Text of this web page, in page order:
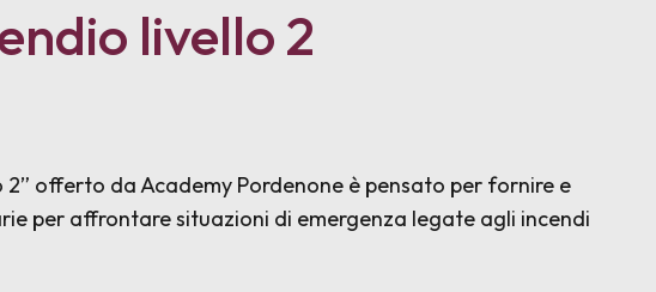
livello 2
offerto da Academy Pordenone è pensato per fornire e
per affrontare situazioni di emergenza legate agli incendi